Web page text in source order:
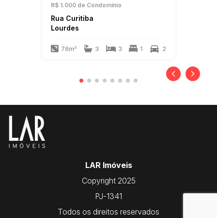
R$ 1.000 de Condomínio
Rua Curitiba
Lourdes
76m² 3 3 1 2
LAR Imóveis
Copyright 2025
PJ-1341
Todos os direitos reservados